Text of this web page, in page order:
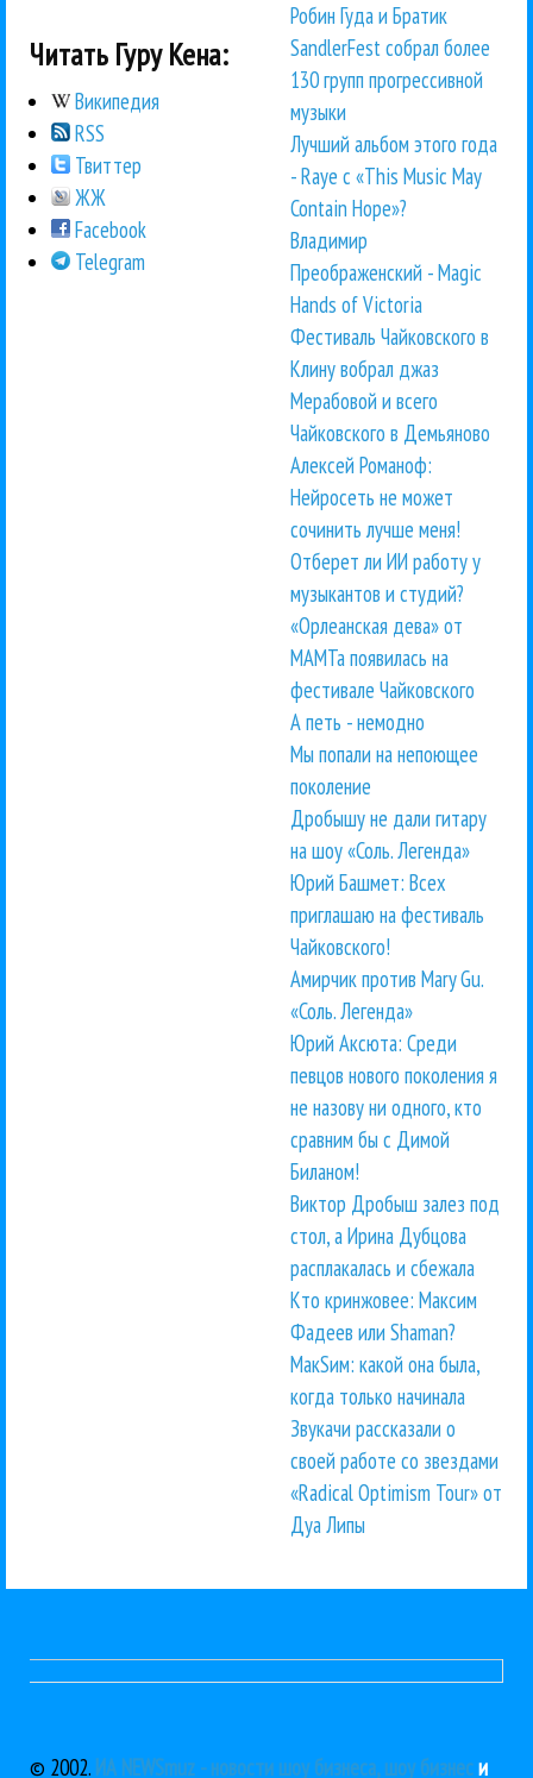
Читать Гуру Кена:
Википедия
RSS
Твиттер
ЖЖ
Facebook
Telegram
Робин Гуда и Братик
SandlerFest собрал более
130 групп прогрессивной
музыки
Лучший альбом этого года
- Raye с «This Music May
Contain Hope»?
Владимир
Преображенский - Magic
Hands of Victoria
Фестиваль Чайковского в
Клину вобрал джаз
Мерабовой и всего
Чайковского в Демьяново
Алексей Романоф:
Нейросеть не может
сочинить лучше меня!
Отберет ли ИИ работу у
музыкантов и студий?
«Орлеанская дева» от
МАМТа появилась на
фестивале Чайковского
А петь - немодно
Мы попали на непоющее
поколение
Дробышу не дали гитару
на шоу «Соль. Легенда»
Юрий Башмет: Всех
приглашаю на фестиваль
Чайковского!
Амирчик против Mary Gu.
«Соль. Легенда»
Юрий Аксюта: Среди
певцов нового поколения я
не назову ни одного, кто
сравним бы с Димой
Биланом!
Виктор Дробыш залез под
стол, а Ирина Дубцова
расплакалась и сбежала
Кто кринжовее: Максим
Фадеев или Shaman?
МакSим: какой она была,
когда только начинала
Звукачи рассказали о
своей работе со звездами
«Radical Optimism Tour» от
Дуа Липы
© 2002. ИА NEWSmuz - новости шоу бизнеса, шоу бизнеси